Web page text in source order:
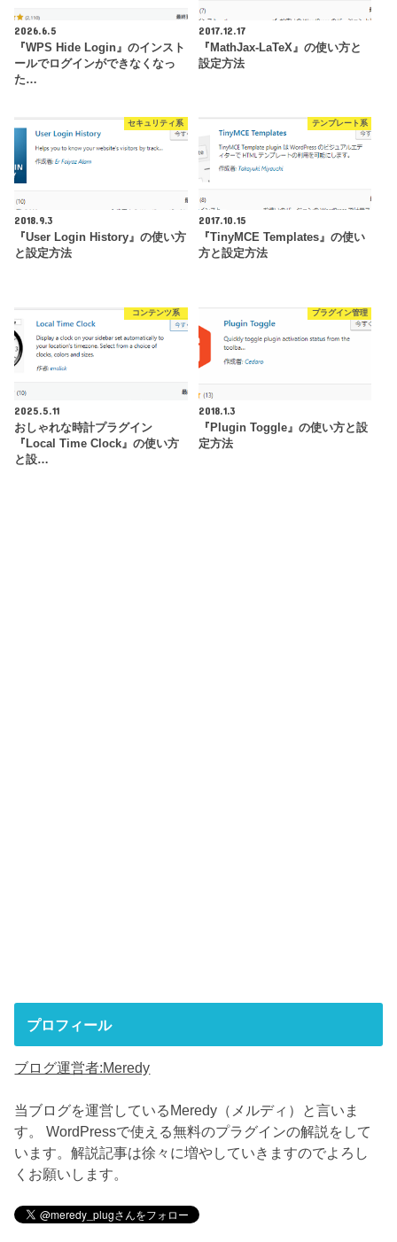
2026.6.5
『WPS Hide Login』のインスト
ールでログインができなくなっ
た…
2017.12.17
『MathJax-LaTeX』の使い方と
設定方法
セキュリティ系
2018.9.3
『User Login History』の使い方
と設定方法
テンプレート系
2017.10.15
『TinyMCE Templates』の使い
方と設定方法
コンテンツ系
2025.5.11
おしゃれな時計プラグイン
『Local Time Clock』の使い方
と設…
プラグイン管理
2018.1.3
『Plugin Toggle』の使い方と設
定方法
プロフィール
ブログ運営者:Meredy
当ブログを運営しているMeredy（メルディ）と言いま
す。 WordPressで使える無料のプラグインの解説をして
います。解説記事は徐々に増やしていきますのでよろし
くお願いします。